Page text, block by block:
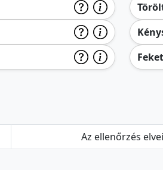
Az ellenőrzés elvei